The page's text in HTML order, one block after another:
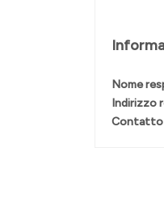
Nome
Indirizzo
Contatto